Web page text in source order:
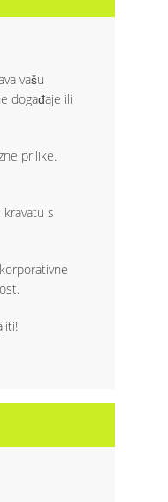
vašu
događaje ili
prilike.
s